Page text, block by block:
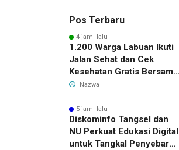
Pos Terbaru
4 jam lalu
1.200 Warga Labuan Ikuti
Jalan Sehat dan Cek
Kesehatan Gratis Bersama
Gubernur Banten
Nazwa
5 jam lalu
Diskominfo Tangsel dan
NU Perkuat Edukasi Digital
untuk Tangkal Penyebaran